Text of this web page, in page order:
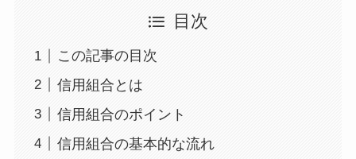
目次
この記事の目次
信用組合とは
信用組合のポイント
信用組合の基本的な流れ